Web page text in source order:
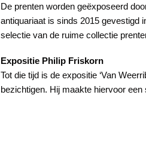
De prenten worden geëxposeerd
antiquariaat is sinds 2015 gevestigd
selectie van de ruime collectie
Expositie Philip Friskorn
Tot die tijd is de expositie ‘Van
bezichtigen. Hij maakte hiervoor